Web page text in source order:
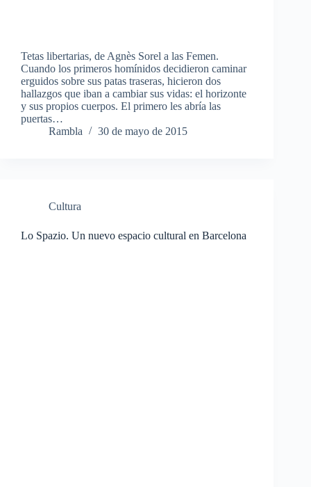
Tetas libertarias, de Agnès Sorel a las Femen.
Cuando los primeros homínidos decidieron caminar
erguidos sobre sus patas traseras, hicieron dos
hallazgos que iban a cambiar sus vidas: el horizonte
y sus propios cuerpos. El primero les abría las
puertas…
Rambla
30 de mayo de 2015
Cultura
Lo Spazio. Un nuevo espacio cultural en Barcelona